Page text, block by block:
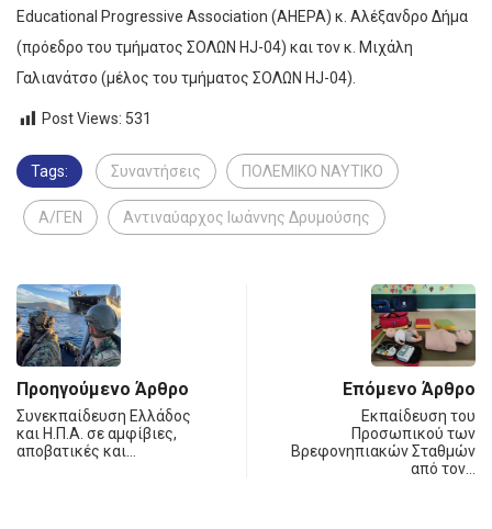
Educational Progressive Association (AHEPA) κ. Αλέξανδρο Δήμα
(πρόεδρο του τμήματος ΣΟΛΩΝ ΗJ-04) και τον κ. Μιχάλη
Γαλιανάτσο (μέλος του τμήματος ΣΟΛΩΝ ΗJ-04).
Post Views: 531
Tags: Συναντήσεις ΠΟΛΕΜΙΚΟ ΝΑΥΤΙΚΟ
Α/ΓΕΝ Αντιναύαρχος Ιωάννης Δρυμούσης
Προηγούμενο Άρθρο
Συνεκπαίδευση Ελλάδος
και Η.Π.Α. σε αμφίβιες,
αποβατικές και…
Επόμενο Άρθρο
Εκπαίδευση του
Προσωπικού των
Βρεφονηπιακών Σταθμών
από τον…